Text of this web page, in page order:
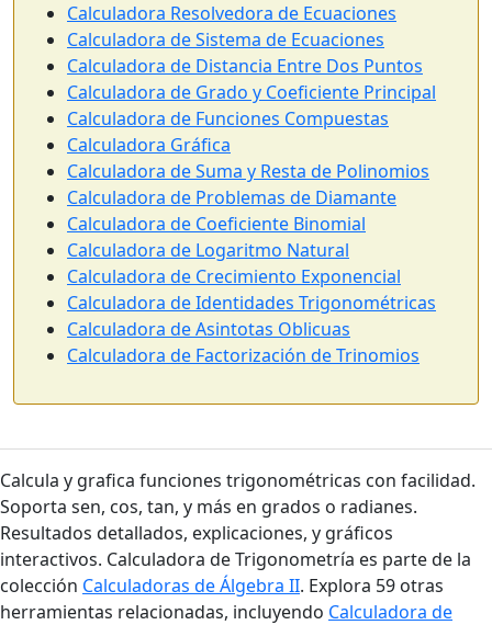
Calculadora Resolvedora de Ecuaciones
Calculadora de Sistema de Ecuaciones
Calculadora de Distancia Entre Dos Puntos
Calculadora de Grado y Coeficiente Principal
Calculadora de Funciones Compuestas
Calculadora Gráfica
Calculadora de Suma y Resta de Polinomios
Calculadora de Problemas de Diamante
Calculadora de Coeficiente Binomial
Calculadora de Logaritmo Natural
Calculadora de Crecimiento Exponencial
Calculadora de Identidades Trigonométricas
Calculadora de Asintotas Oblicuas
Calculadora de Factorización de Trinomios
Calcula y grafica funciones trigonométricas con facilidad.
Soporta sen, cos, tan, y más en grados o radianes.
Resultados detallados, explicaciones, y gráficos
interactivos. Calculadora de Trigonometría es parte de la
colección Calculadoras de Álgebra II. Explora 59 otras
herramientas relacionadas, incluyendo Calculadora de